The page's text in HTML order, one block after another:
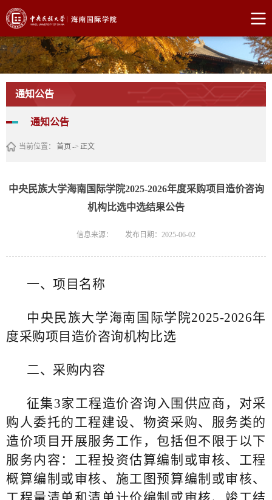
通知公告
通知公告
当前位置： 首页-> 正文
中央民族大学海南国际学院2025-2026年度采购项目造价咨询
机构比选中选结果公告
信息来源： 发布日期：2025-06-02
一、项目名称
中央民族大学海南国际学院2025-2026年
度采购项目造价咨询机构比选
二、 采购内容
征集3家工程造价咨询入围供应商，对采
购人委托的工程建设、物资采购、服务类的
造价项目开展服务工作，包括但不限于以下
服务内容：工程投资估算编制或审核、工程
概算编制或审核、施工图预算编制或审核、